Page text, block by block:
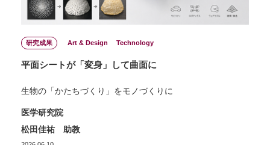
研究成果 Art & Design Technology
平面シートが「変身」して曲面に
生物の「かたちづくり」をモノづくりに
医学研究院
松田佳祐 助教